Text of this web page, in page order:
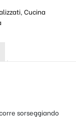
, Cucina
sorseggiando